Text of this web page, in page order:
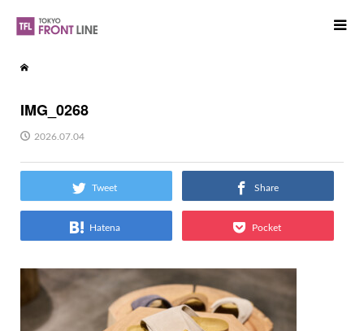
IMG_0268
2026.07.04
Tweet Share
Hatena Pocket